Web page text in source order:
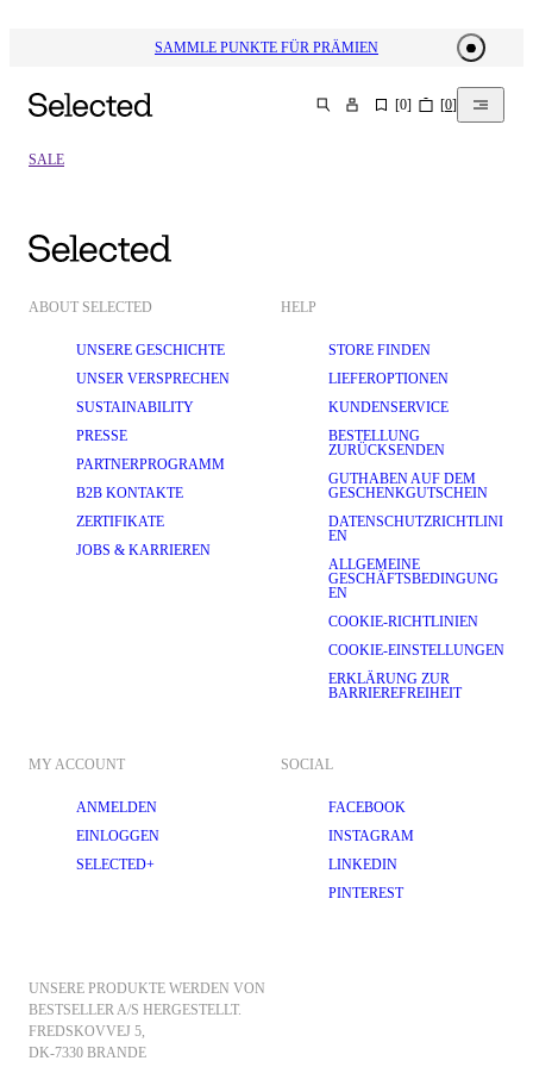
SAMMLE PUNKTE FÜR PRÄMIEN
SUCHEN [0] [0]
SALE
ABOUT SELECTED
UNSERE GESCHICHTE
UNSER VERSPRECHEN
SUSTAINABILITY
PRESSE
PARTNERPROGRAMM
B2B KONTAKTE
ZERTIFIKATE
JOBS & KARRIEREN
HELP
STORE FINDEN
LIEFEROPTIONEN
KUNDENSERVICE
BESTELLUNG
ZURÜCKSENDEN
GUTHABEN AUF DEM
GESCHENKGUTSCHEIN
DATENSCHUTZRICHTLINI
EN
ALLGEMEINE
GESCHÄFTSBEDINGUNG
EN
COOKIE-RICHTLINIEN
COOKIE-EINSTELLUNGEN
ERKLÄRUNG ZUR
BARRIEREFREIHEIT
MY ACCOUNT
ANMELDEN
EINLOGGEN
SELECTED+
SOCIAL
FACEBOOK
INSTAGRAM
LINKEDIN
PINTEREST
UNSERE PRODUKTE WERDEN VON
BESTSELLER A/S HERGESTELLT.
FREDSKOVVEJ 5,
DK-7330 BRANDE